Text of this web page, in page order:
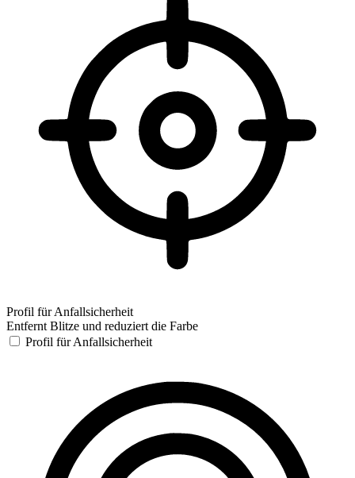
Profil für Anfallsicherheit
Entfernt Blitze und reduziert die Farbe
Profil für Anfallsicherheit